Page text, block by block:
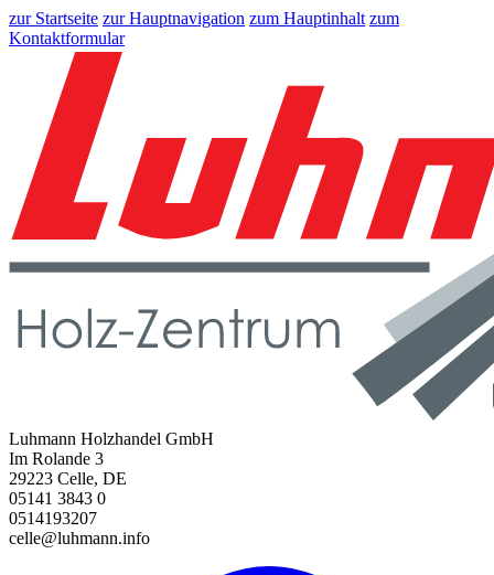
zur Startseite zur Hauptnavigation zum Hauptinhalt zum
Kontaktformular
Luhmann Holzhandel GmbH
Im Rolande 3
29223 Celle, DE
05141 3843 0
0514193207
celle@luhmann.info